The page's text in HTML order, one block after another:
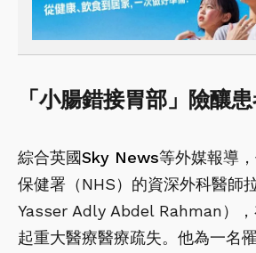
「小腸錯接胃部」險釀
綜合英國Sky News等外媒報導
保健署（NHS）的資深外科醫師
Yasser Adly Abdel Rahman）
起重大醫療醫療疏失。他為一名